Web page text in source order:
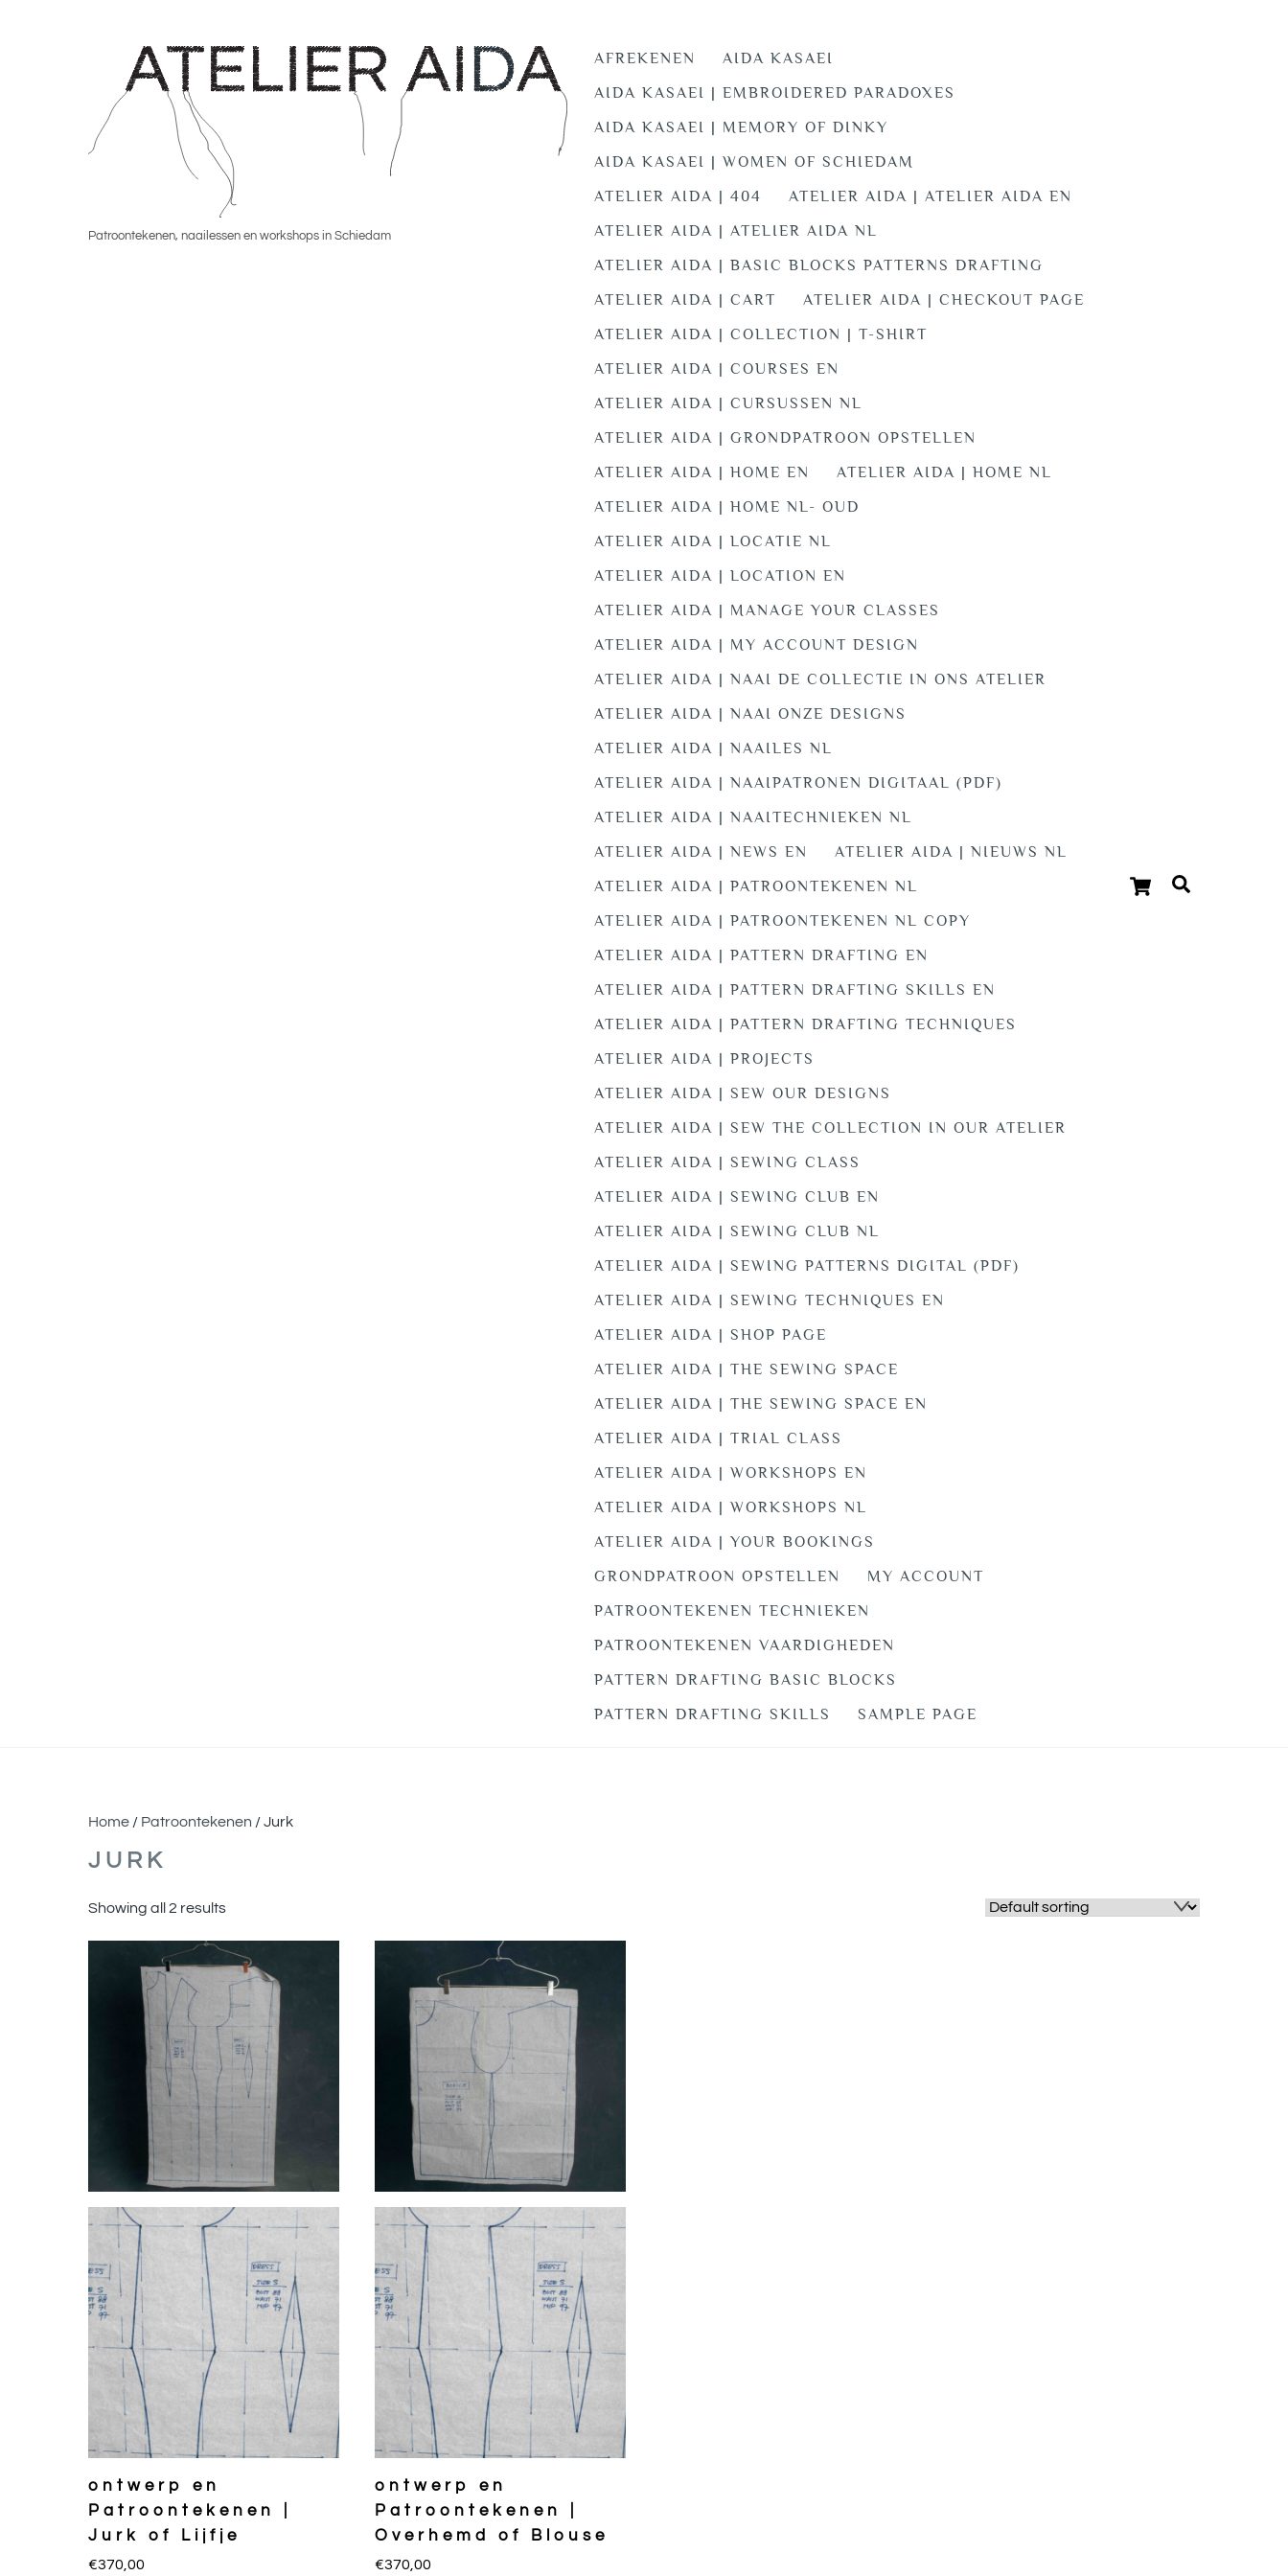
Patroontekenen, naailessen en workshops in Schiedam
Cart
AFREKENEN
AIDA KASAEI
AIDA KASAEI | EMBROIDERED PARADOXES
AIDA KASAEI | MEMORY OF DINKY
AIDA KASAEI | WOMEN OF SCHIEDAM
ATELIER AIDA | 404
ATELIER AIDA | ATELIER AIDA EN
ATELIER AIDA | ATELIER AIDA NL
ATELIER AIDA | BASIC BLOCKS PATTERNS DRAFTING
ATELIER AIDA | CART
ATELIER AIDA | CHECKOUT PAGE
ATELIER AIDA | COLLECTION | T-SHIRT
ATELIER AIDA | COURSES EN
ATELIER AIDA | CURSUSSEN NL
ATELIER AIDA | GRONDPATROON OPSTELLEN
ATELIER AIDA | HOME EN
ATELIER AIDA | HOME NL
ATELIER AIDA | HOME NL- OUD
ATELIER AIDA | LOCATIE NL
ATELIER AIDA | LOCATION EN
ATELIER AIDA | MANAGE YOUR CLASSES
ATELIER AIDA | MY ACCOUNT DESIGN
ATELIER AIDA | NAAI DE COLLECTIE IN ONS ATELIER
ATELIER AIDA | NAAI ONZE DESIGNS
ATELIER AIDA | NAAILES NL
ATELIER AIDA | NAAIPATRONEN DIGITAAL (PDF)
ATELIER AIDA | NAAITECHNIEKEN NL
ATELIER AIDA | NEWS EN
ATELIER AIDA | NIEUWS NL
ATELIER AIDA | PATROONTEKENEN NL
ATELIER AIDA | PATROONTEKENEN NL COPY
ATELIER AIDA | PATTERN DRAFTING EN
ATELIER AIDA | PATTERN DRAFTING SKILLS EN
ATELIER AIDA | PATTERN DRAFTING TECHNIQUES
ATELIER AIDA | PROJECTS
ATELIER AIDA | SEW OUR DESIGNS
ATELIER AIDA | SEW THE COLLECTION IN OUR ATELIER
ATELIER AIDA | SEWING CLASS
ATELIER AIDA | SEWING CLUB EN
ATELIER AIDA | SEWING CLUB NL
ATELIER AIDA | SEWING PATTERNS DIGITAL (PDF)
ATELIER AIDA | SEWING TECHNIQUES EN
ATELIER AIDA | SHOP PAGE
ATELIER AIDA | THE SEWING SPACE
ATELIER AIDA | THE SEWING SPACE EN
ATELIER AIDA | TRIAL CLASS
ATELIER AIDA | WORKSHOPS EN
ATELIER AIDA | WORKSHOPS NL
ATELIER AIDA | YOUR BOOKINGS
GRONDPATROON OPSTELLEN
MY ACCOUNT
PATROONTEKENEN TECHNIEKEN
PATROONTEKENEN VAARDIGHEDEN
PATTERN DRAFTING BASIC BLOCKS
PATTERN DRAFTING SKILLS
SAMPLE PAGE
Home / Patroontekenen / Jurk
JURK
Showing all 2 results
ontwerp en
Patroontekenen |
Jurk of Lijfje
€370,00
ontwerp en
Patroontekenen |
Overhemd of Blouse
€370,00